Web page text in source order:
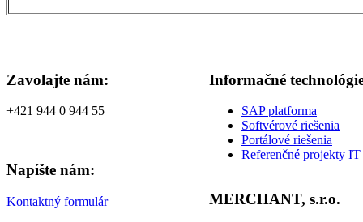
Zavolajte nám:
+421 944 0 944 55
Napíšte nám:
Kontaktný formulár
Informačné
SAP platforma
Softvérové riešenia
Portálové riešenia
Referenčné projekty IT
MERCHANT, s.r.o.